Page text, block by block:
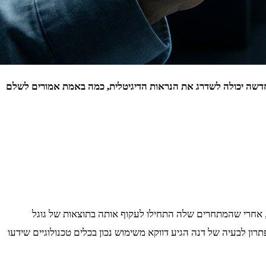
יכולה לשדרג את הנראות הדיגיטלית, כמה באמת אמורים לשלם
שהמתחרים שלה התחילו לעקוף אותה בתוצאות של גוגל
לבעיה של דנה הגיע דווקא משימוש נכון בכלים טכנולוגיים שידעו